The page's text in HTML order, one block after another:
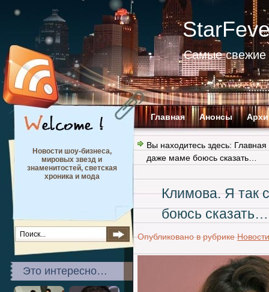
Самые свежие
Главная Анонсы
Новости шоу-бизнеса,
мировых звезд и
знаменитостей, светская
хроника и мода
Это интересно…
Вы находитесь здесь: Главная
даже маме боюсь сказать…
Климова. Я так
боюсь сказать…
Опубликовано в рубрике Новости